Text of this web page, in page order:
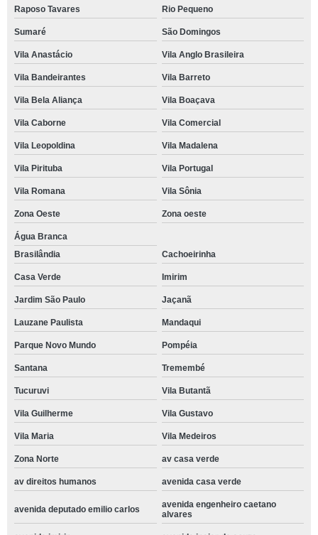
Raposo Tavares Rio Pequeno
Sumaré São Domingos
Vila Anastácio Vila Anglo Brasileira
Vila Bandeirantes Vila Barreto
Vila Bela Aliança Vila Boaçava
Vila Caborne Vila Comercial
Vila Leopoldina Vila Madalena
Vila Pirituba Vila Portugal
Vila Romana Vila Sônia
Zona Oeste Zona oeste
Água Branca
Brasilândia
Cachoeirinha
Casa Verde Imirim
Jardim São Paulo Jaçanã
Lauzane Paulista Mandaqui
Parque Novo Mundo Pompéia
Santana Tremembé
Tucuruvi Vila Butantã
Vila Guilherme Vila Gustavo
Vila Maria Vila Medeiros
Zona Norte av casa verde
av direitos humanos avenida casa verde
avenida deputado emilio carlos
avenida engenheiro caetano
alvares